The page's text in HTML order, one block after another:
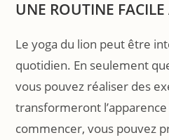
UNE ROUTINE FACILE
Le yoga du lion peut être
quotidien. En seulement
vous pouvez réaliser des
transformeront
commencer, vous pouvez